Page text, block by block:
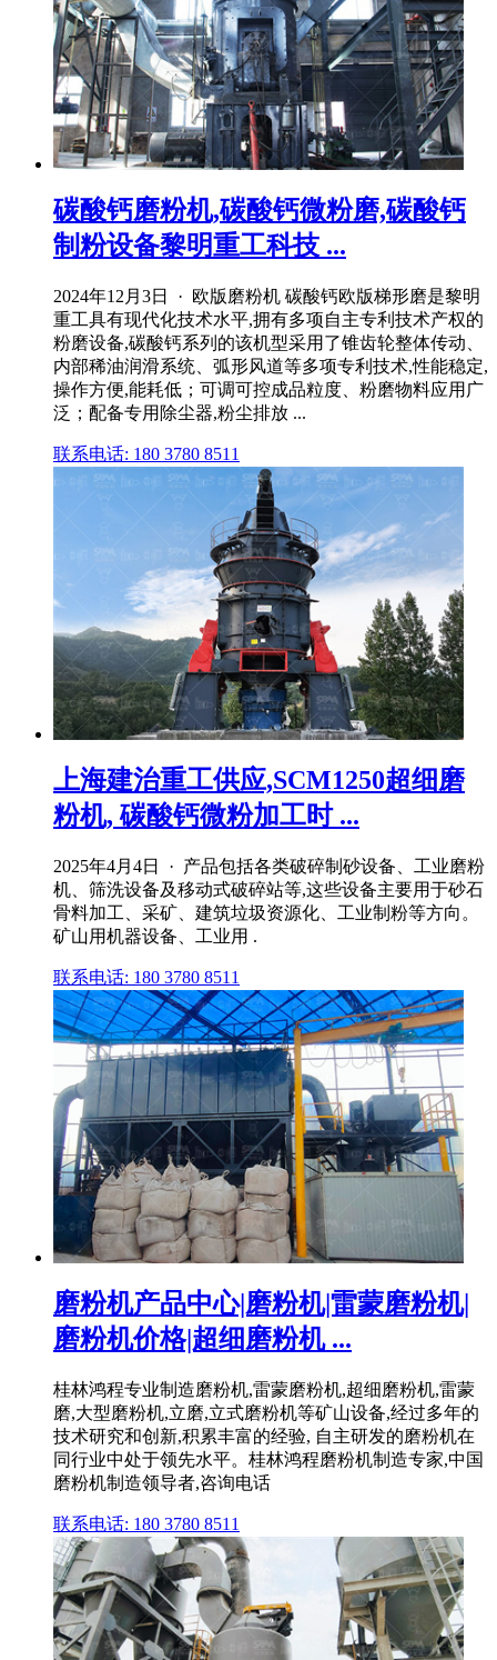
碳酸钙磨粉机,碳酸钙微粉磨,碳酸钙
制粉设备黎明重工科技 ...
2024年12月3日 · 欧版磨粉机 碳酸钙欧版梯形磨是黎明
重工具有现代化技术水平,拥有多项自主专利技术产权的
粉磨设备,碳酸钙系列的该机型采用了锥齿轮整体传动、
内部稀油润滑系统、弧形风道等多项专利技术,性能稳定,
操作方便,能耗低；可调可控成品粒度、粉磨物料应用广
泛；配备专用除尘器,粉尘排放 ...
联系电话: 180 3780 8511
上海建治重工供应,SCM1250超细磨
粉机, 碳酸钙微粉加工时 ...
2025年4月4日 · 产品包括各类破碎制砂设备、工业磨粉
机、筛洗设备及移动式破碎站等,这些设备主要用于砂石
骨料加工、采矿、建筑垃圾资源化、工业制粉等方向。
矿山用机器设备、工业用 .
联系电话: 180 3780 8511
磨粉机产品中心|磨粉机|雷蒙磨粉机|
磨粉机价格|超细磨粉机 ...
桂林鸿程专业制造磨粉机,雷蒙磨粉机,超细磨粉机,雷蒙
磨,大型磨粉机,立磨,立式磨粉机等矿山设备,经过多年的
技术研究和创新,积累丰富的经验, 自主研发的磨粉机在
同行业中处于领先水平。桂林鸿程磨粉机制造专家,中国
磨粉机制造领导者,咨询电话
联系电话: 180 3780 8511